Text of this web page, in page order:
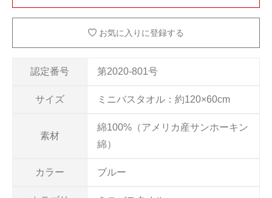
認定番号 第2020-801号
サイズ ミニバスタオル：約120×60cm
素材
綿100%（アメリカ産サンホーキン
綿）
カラー ブルー
お気に入りに登録する